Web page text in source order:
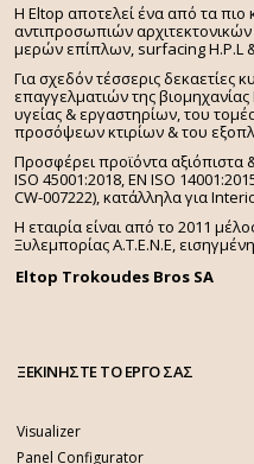
H Eltop αποτελεί ένα από τα
αντιπροσωπιών
μερών επίπλων, surfacing H.P.L
Για σχεδόν τέσσερις δεκαετίες
επαγγελματιών της
υγείας & εργαστηρίων, του
προσόψεων κτιρίων & του
Προσφέρει προϊόντα αξιόπιστα
ISO 45001:2018, EN ISO
CW-007222), κατάλληλα για
Η εταιρία είναι από το 2011
Ξυλεμπορίας Α.Τ.Ε.Ν.Ε,
Eltop Trokoudes Bros SA
ΞΕΚΙΝΗΣΤΕ ΤΟ ΕΡΓΟ ΣΑΣ
Visualizer
Panel Configurator